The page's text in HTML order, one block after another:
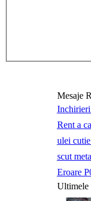
Mesaje
Rent a
ulei
scut
Eroare
Ultimele